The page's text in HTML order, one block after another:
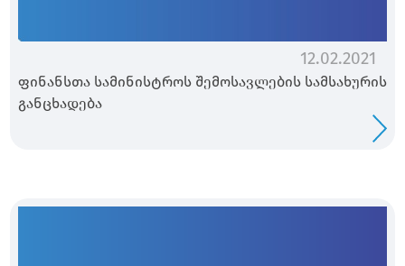
12.02.2021
ფინანსთა სამინისტროს შემოსავლების სამსახურის
განცხადება